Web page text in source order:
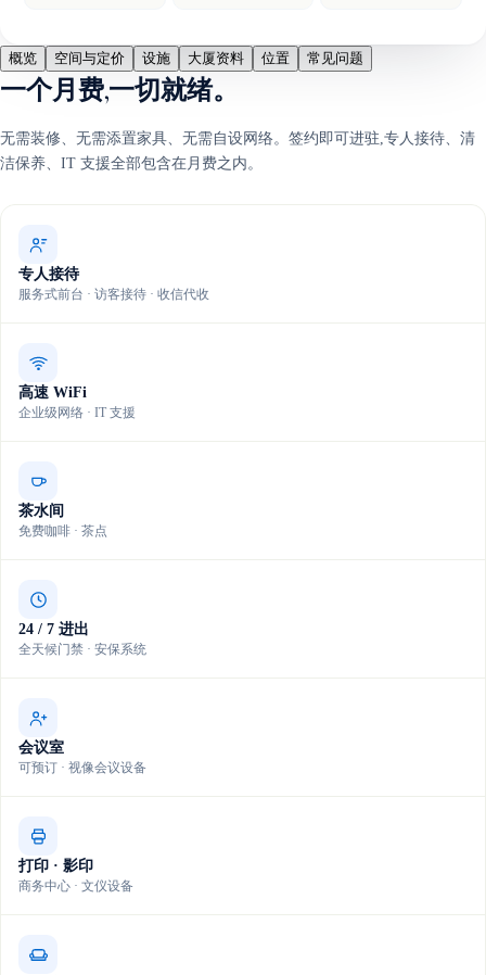
概览 空间与定价 设施 大厦资料 位置 常见问题
一个月费,一切就绪。
无需装修、无需添置家具、无需自设网络。签约即可进驻,专人接待、清
洁保养、IT 支援全部包含在月费之内。
专人接待
服务式前台 · 访客接待 · 收信代收
高速 WiFi
企业级网络 · IT 支援
茶水间
免费咖啡 · 茶点
24 / 7 进出
全天候门禁 · 安保系统
会议室
可预订 · 视像会议设备
打印 · 影印
商务中心 · 文仪设备